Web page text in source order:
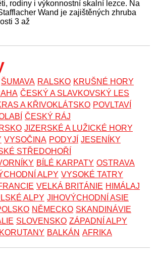
rodiny i výkonnostní skalní lezce. Na
Wand je zajištěných zhruba
3 až
ŠUMAVA RALSKO KRUŠNÉ HORY
ČESKÝ A SLAVKOVSKÝ LES
A KŘIVOKLÁTSKO POVLTAVÍ
ČESKÝ RÁJ
JIZERSKÉ A LUŽICKÉ HORY
VYSOČINA PODYJÍ JESENÍKY
STŘEDOHOŘÍ
BÍLÉ KARPATY OSTRAVA
ALPY VYSOKÉ TATRY
VELKÁ BRITÁNIE HIMÁLAJ
ALPY JIHOVÝCHODNÍ ASIE
NĚMECKO SKANDINÁVIE
SLOVENSKO ZÁPADNÍ ALPY
KORUTANY BALKÁN AFRIKA